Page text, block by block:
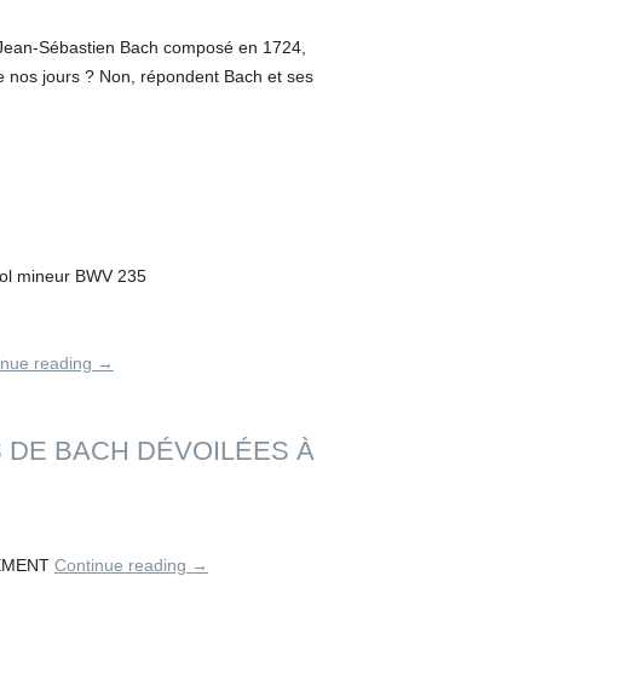
Sébastien Bach composé en 1724,
jours ? Non, répondent Bach et ses
mineur BWV 235
reading →
BACH DÉVOILÉES À
Continue reading →